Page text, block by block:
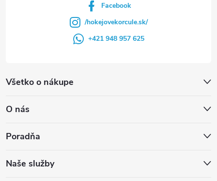
Všetko o nákupe
O nás
Poradňa
Naše služby
Facebook
/hokejovekorcule.sk/
+421 948 957 625